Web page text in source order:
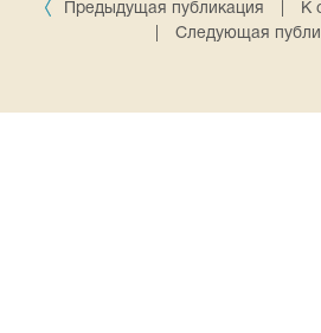
Предыдущая публикация
К
Следующая